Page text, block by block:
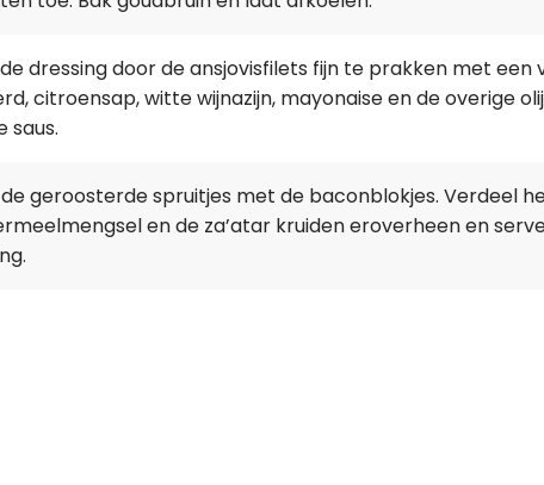
dressing door de ansjovisfilets fijn te prakken met een
citroensap, witte wijnazijn, mayonaise en de overige
saus.
geroosterde spruitjes met de baconblokjes. Verdeel
en de za’atar kruiden eroverheen en